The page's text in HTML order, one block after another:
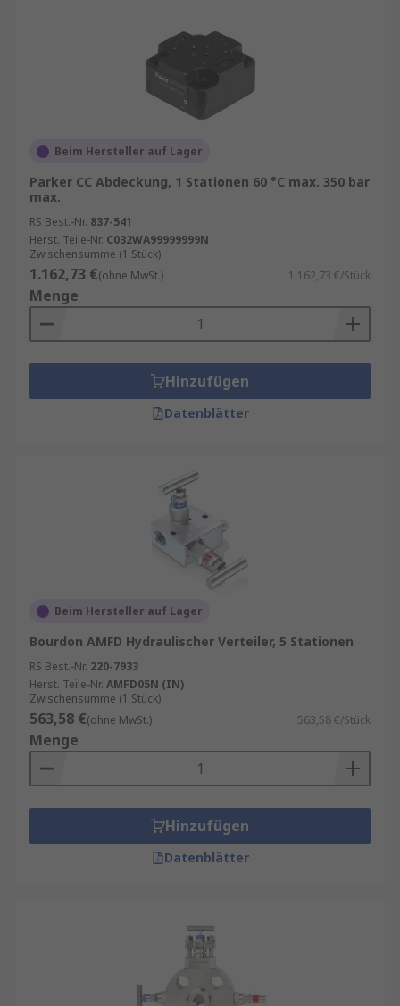
Beim Hersteller auf Lager
Parker CC Abdeckung, 1 Stationen 60 °C max. 350 bar
max.
RS Best.-Nr. 837-541
Herst. Teile-Nr. C032WA99999999N
Zwischensumme (1 Stück)
1.162,73 €(ohne MwSt.) 1.162,73 €/Stück
Menge
Hinzufügen
Datenblätter
Beim Hersteller auf Lager
Bourdon AMFD Hydraulischer Verteiler, 5 Stationen
RS Best.-Nr. 220-7933
Herst. Teile-Nr. AMFD05N (IN)
Zwischensumme (1 Stück)
563,58 €(ohne MwSt.) 563,58 €/Stück
Menge
Hinzufügen
Datenblätter